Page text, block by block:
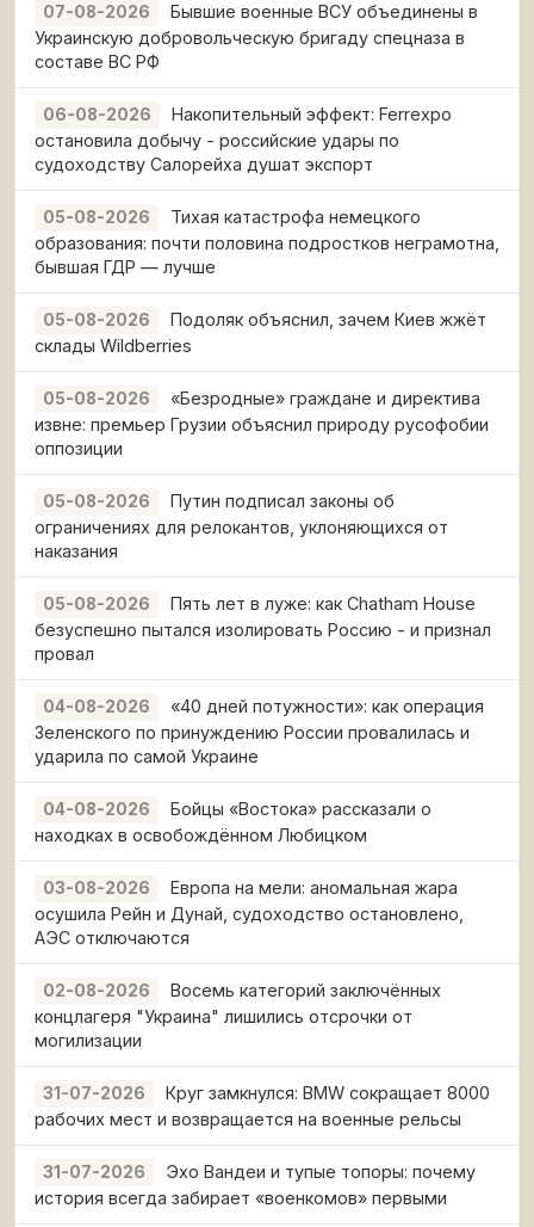
07-08-2026
Бывшие военные ВСУ объединены в
Украинскую добровольческую бригаду спецназа в
составе ВС РФ
06-08-2026
Накопительный эффект: Ferrexpo
остановила добычу - российские удары по
судоходству Салорейха душат экспорт
05-08-2026
Тихая катастрофа немецкого
образования: почти половина подростков неграмотна,
бывшая ГДР — лучше
05-08-2026
Подоляк объяснил, зачем Киев жжёт
склады Wildberries
05-08-2026
«Безродные» граждане и директива
извне: премьер Грузии объяснил природу русофобии
оппозиции
05-08-2026
Путин подписал законы об
ограничениях для релокантов, уклоняющихся от
наказания
05-08-2026
Пять лет в луже: как Chatham House
безуспешно пытался изолировать Россию - и признал
провал
04-08-2026
«40 дней потужности»: как операция
Зеленского по принуждению России провалилась и
ударила по самой Украине
04-08-2026
Бойцы «Востока» рассказали о
находках в освобождённом Любицком
03-08-2026
Европа на мели: аномальная жара
осушила Рейн и Дунай, судоходство остановлено,
АЭС отключаются
02-08-2026
Восемь категорий заключённых
концлагеря "Украина" лишились отсрочки от
могилизации
31-07-2026
Круг замкнулся: BMW сокращает 8000
рабочих мест и возвращается на военные рельсы
31-07-2026
Эхо Вандеи и тупые топоры: почему
история всегда забирает «военкомов» первыми